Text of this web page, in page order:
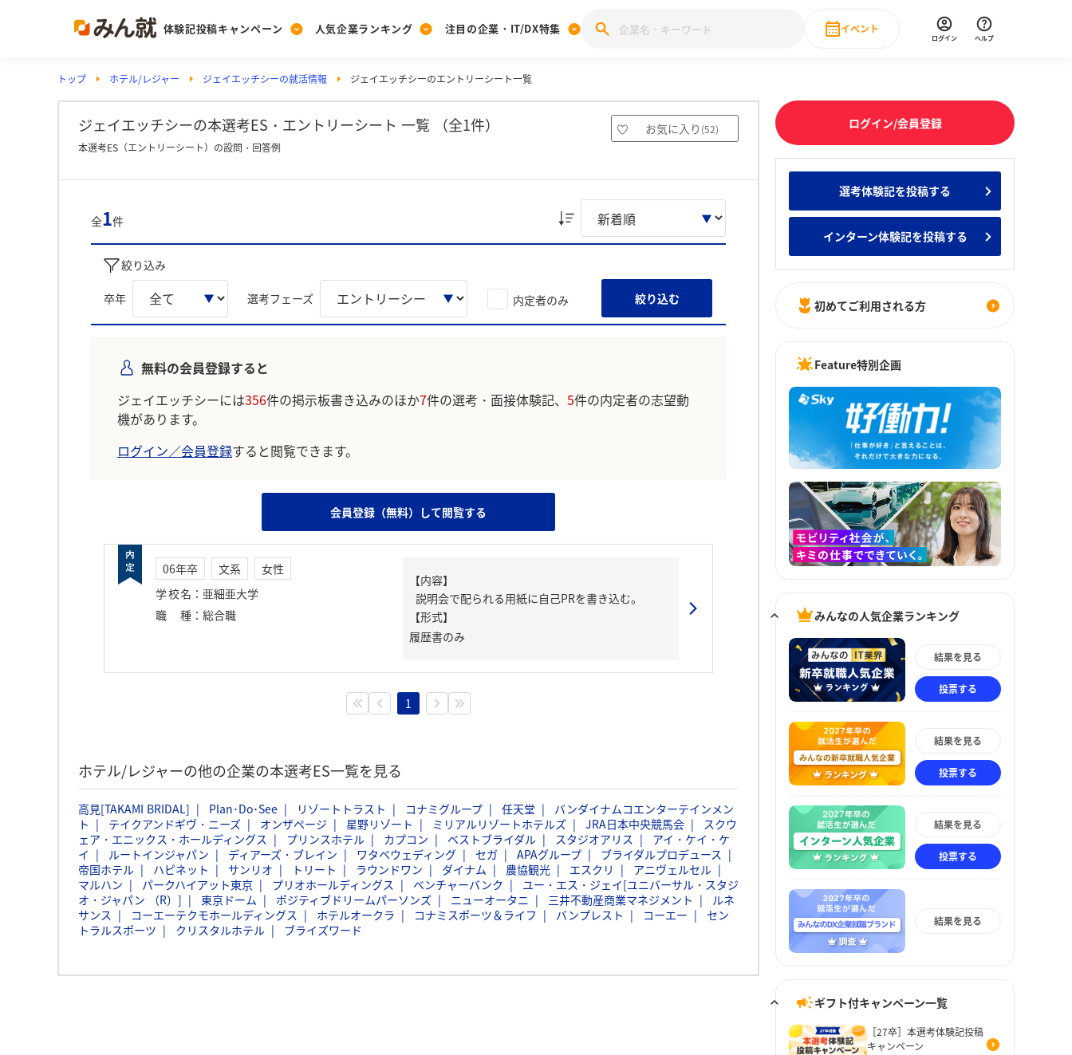
体験記投稿キャンペーン
Post
投稿する
[27卒] 本選考体験記投稿キャンペーン
人気企業ランキング
Ranking
ランキングを見る
みんなのDX企業就職ブランド調査
Vote みんなの新卒就職人気企業ランキング みんなのインターン人気企業ランキ
注目の企業・IT/DX特集
PickUp
注目の企業特集
28卒 IT・DX現場社員インタビュー
イベント
直近のイベント一覧
ログイン ヘルプ
トップ ホテル/レジャー ジェイエッチシーの就活情報 ジェイエッチシーのエントリーシート一覧
ジェイエッチシーの本選考ES・エントリーシート 一覧 （全1件） お気に入り (52)
本選考ES（エントリーシート）の設問・回答例
全1件
絞り込み
卒年 選考フェーズ 内定者のみ 絞り込む
無料の会員登録すると
ジェイエッチシーには356件の掲示板書き込みのほか7件の選考・面接体験記、 5件の内定者の志望動
機があります。
ログイン／会員登録すると閲覧できます。
会員登録（無料）して閲覧する
06年卒 文系
女性
学校名 ： 亜細亜大学
職種 ： 総合職
【内容】
説明会で配られる用紙に自己PRを書き込む。
【形式】
履歴書のみ
1
ホテル/レジャーの他の企業の本選考ES一覧を見る
高見[TAKAMI BRIDAL] Plan･Do･See リゾートトラスト コナミグループ 任天堂
バンダイナムコエンターテインメン
ト
テイクアンドギヴ・ニーズ オンザページ 星野リゾート ミリアルリゾートホテルズ JRA日本中央競馬会
スクウ
ェア・エニックス・ホールディングス
プリンスホテル カプコン ベストブライダル スタジオアリス
アイ・ケイ・ケ
イ
ルートインジャパン ディアーズ・ブレイン ワタベウェディング セガ APAグループ
ブライダルプロデュース
帝国ホテル
ハピネット サンリオ トリート ラウンドワン ダイナム 農協観光 エスクリ
アニヴェルセル
マルハン
パークハイアット東京 プリオホールディングス ベンチャーバンク
ユー・エス・ジェイ[ユニバーサル・スタジ
オ・ジャパン （R）]
東京ドーム ポジティブドリームパーソンズ ニューオータニ 三井不動産商業マネジメント
ルネ
サンス
コーエーテクモホールディングス ホテルオークラ コナミスポーツ＆ライフ バンプレスト コーエー
セン
トラルスポーツ
クリスタルホテル ブライズワード
ログイン/会員登録
選考体験記を投稿する
インターン体験記を投稿する
初めてご利用される方
Feature特別企画
みんなの人気企業ランキング
結果を見る
投票する
結果を見る
投票する
結果を見る
投票する
結果を見る
ギフト付キャンペーン一覧
［27卒］本選考体験記投稿
キャンペーン